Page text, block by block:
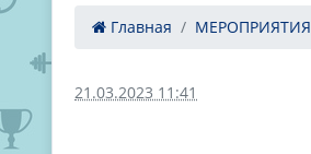
Главная МЕРОПРИЯТИЯ
21.03.2023 11:41